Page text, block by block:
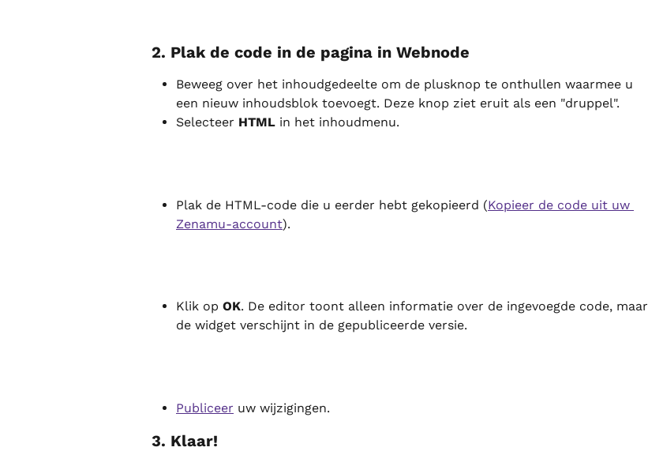
2. Plak de code in de pagina in Webnode
Beweeg over het inhoudgedeelte om de plusknop te onthullen waarmee u
een nieuw inhoudsblok toevoegt. Deze knop ziet eruit als een "druppel".
Selecteer HTML in het inhoudmenu.
Plak de HTML-code die u eerder hebt gekopieerd (Kopieer de code uit uw
Zenamu-account).
Klik op OK. De editor toont alleen informatie over de ingevoegde code, maar
de widget verschijnt in de gepubliceerde versie.
Publiceer uw wijzigingen.
3. Klaar!